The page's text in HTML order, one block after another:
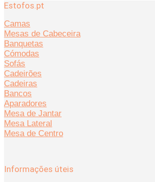
Estofos.pt
Camas
Mesas de Cabeceira
Banquetas
Cómodas
Sofás
Cadeirões
Cadeiras
Bancos
Aparadores
Mesa de Jantar
Mesa Lateral
Mesa de Centro
Informações úteis